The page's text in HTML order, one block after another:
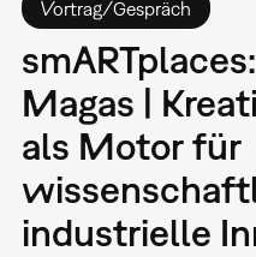
Vortrag/Gespräch
Magas |
als Motor für
industrielle